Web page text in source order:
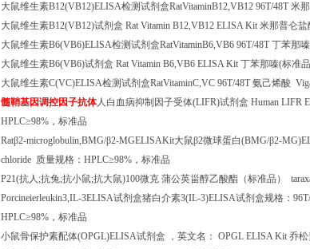
大鼠维生素B12(VB12)ELISA检测试剂盒RatVitaminB12,VB12 96T/48T 米
大鼠维生素B12(VB12)试剂盒 Rat Vitamin B12,VB12 ELISA Kit 米那普仑盐
大鼠维生素B6(VB6)ELISA检测试剂盒RatVitaminB6,VB6 96T/48T 丁苯那嗪
大鼠维生素B6(VB6)试剂盒 Rat Vitamin B6,VB6 ELISA Kit 丁苯那嗪(标准品
大鼠维生素C(VC)ELISA检测试剂盒RatVitaminC,VC 96T/48T 氨己烯酸
髓鞘基因调控因子抗体人白血病抑制因子受体(LIFR)试剂盒 Human LIFR
HPLC≥98% ，标准品
Ratβ2-microglobulin,BMG/β2-MGELISAKit大鼠β2微球蛋白(BMG/β2-
chloride 质量规格： HPLC≥98% ，标准品
P21(抗人 ;抗兔;抗小鼠;抗大鼠)100微克 蒲公英甾醇乙酸酯（标准品）
Porcineierleukin3,IL-3ELISA试剂盒猪白介素3(IL-3)ELISA试剂盒规格：
HPLC≥98% ，标准品
小鼠骨保护素配体(OPGL)ELISA试剂盒 ，英文名： OPGL ELISA Kit 乔松